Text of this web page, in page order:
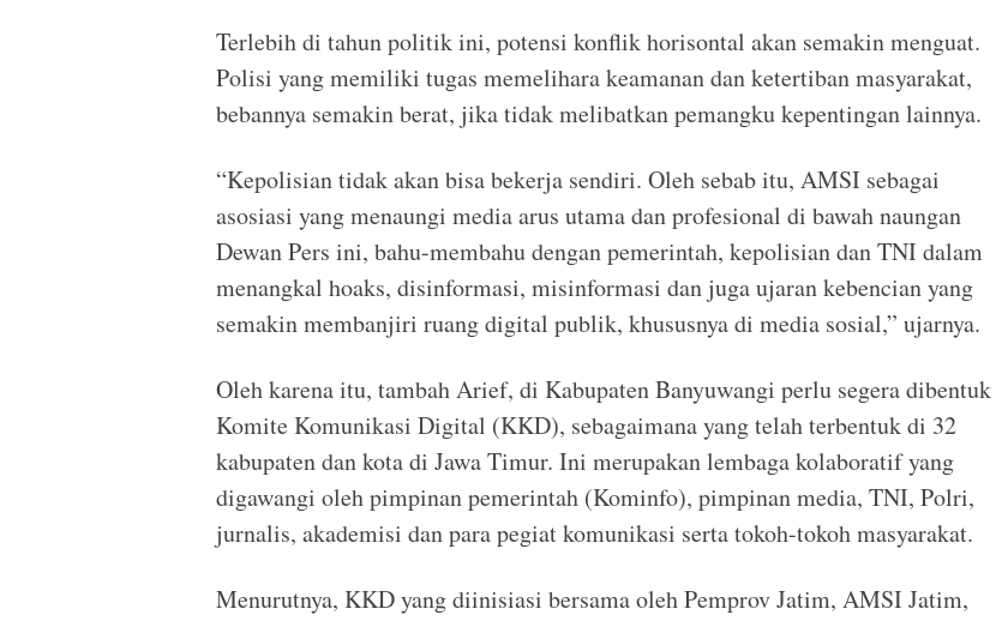
Terlebih di tahun politik ini, potensi konflik horisontal akan semakin menguat.
Polisi yang memiliki tugas memelihara keamanan dan ketertiban masyarakat,
bebannya semakin berat, jika tidak melibatkan pemangku kepentingan lainnya.
“Kepolisian tidak akan bisa bekerja sendiri. Oleh sebab itu, AMSI sebagai
asosiasi yang menaungi media arus utama dan profesional di bawah naungan
Dewan Pers ini, bahu-membahu dengan pemerintah, kepolisian dan TNI dalam
menangkal hoaks, disinformasi, misinformasi dan juga ujaran kebencian yang
semakin membanjiri ruang digital publik, khususnya di media sosial,” ujarnya.
Oleh karena itu, tambah Arief, di Kabupaten Banyuwangi perlu segera dibentuk
Komite Komunikasi Digital (KKD), sebagaimana yang telah terbentuk di 32
kabupaten dan kota di Jawa Timur. Ini merupakan lembaga kolaboratif yang
digawangi oleh pimpinan pemerintah (Kominfo), pimpinan media, TNI, Polri,
jurnalis, akademisi dan para pegiat komunikasi serta tokoh-tokoh masyarakat.
Menurutnya, KKD yang diinisiasi bersama oleh Pemprov Jatim, AMSI Jatim,